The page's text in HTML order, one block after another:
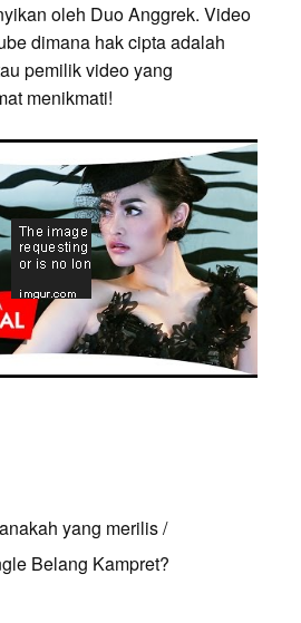
oleh Duo Anggrek. Video
dimana hak cipta adalah
pemilik video yang
menikmati!
yang merilis /
Belang Kampret?